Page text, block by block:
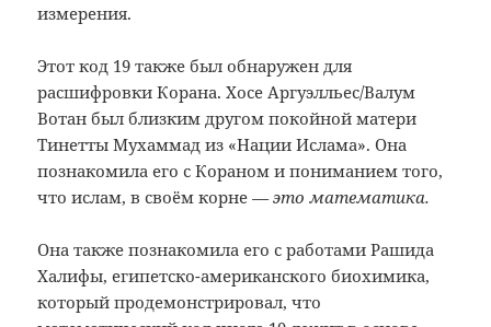
измерения.
Этот код 19 также был обнаружен для
расшифровки Корана. Хосе Аргуэлльес/Валум
Вотан был близким другом покойной матери
Тинетты Мухаммад из «Нации Ислама». Она
познакомила его с Кораном и пониманием того,
что ислам, в своём корне— это математика.
Она также познакомила его с работами Рашида
Халифы, египетско-американского биохимика,
который продемонстрировал, что